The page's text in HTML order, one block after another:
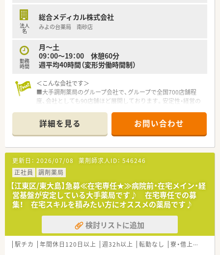
■定期的な勉強会や外部研修にも積極的に参加のため、
薬剤師としての力が付けられる環境で鵜s
■2年に1度、社員によって企画・運営される学術大会も実施！。
ほか、
薬局内での勉強会、学術大会への参加など、幅広い学びの場が
あります
法人
名
総合メディカル株式会社
みよの台薬局 南砂店
勤務
時間
月～土
09：00～19：00 休憩60分
週平均40時間（変形労働時間制）
＜こんな会社です＞
■大手調剤薬局のグループ会社で、グループで全国700店舗程
度、会社としても90店舗ほど展開しております。安定性・経営の
■首都圏に店舗が集中しておりますので、通勤時間が平均40分
～60分圏内と、他の会社と比べて自宅近くの配属が叶いやすい
会社です
■キャリアアップ可能！最短・入社1ヶ月で管理薬剤師になった方
もいます
＜「緩和ケア」やりたい方は必見の会社＞
■皮下持続注入療法対応件数No1！
■在宅ドクターが実際の症例をもとに実施する、シュミレーショ
ン研修あり！
■重症患者の受入れ・末期を含めた緩和ケアといった、これから
の医療の目指す姿である質の高い在宅医療を提供しています
■首都圏全店舗で麻薬の在庫あり！ガン終末期をカバーする麻薬
を取り扱っており、どんなガン患者様でも対応できます
■店舗をドミナント展開することにより1店舗あたりの在宅件数
詳細を見る お問い合わせ
更新日： 2026/07/08 薬剤師求人ID： 546246
正社員
調剤薬局
【江東区/東大島】急募≪在宅専任★≫病院前・在宅メイン・経
営基盤が安定している大手薬局です♪ 在宅専任での募
集！ 在宅スキルを積みたい方にオススメの薬局です♪
検討リストに追加
駅チカ 年間休日120日以上 週32h以上 転勤なし 寮・借上社宅あり